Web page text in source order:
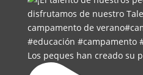
Los peques han creado su